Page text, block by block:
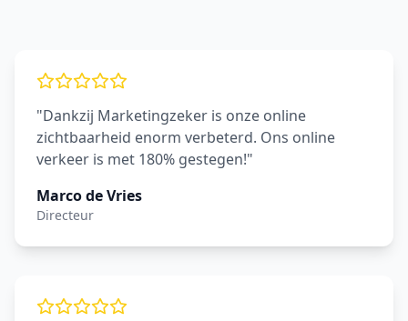
"Dankzij Marketingzeker is onze online
zichtbaarheid enorm verbeterd. Ons online
verkeer is met 180% gestegen!"
Marco de Vries
Directeur